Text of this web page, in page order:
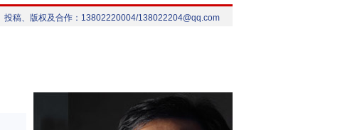
投稿、版权及合作：13802220004/138022204@qq.com